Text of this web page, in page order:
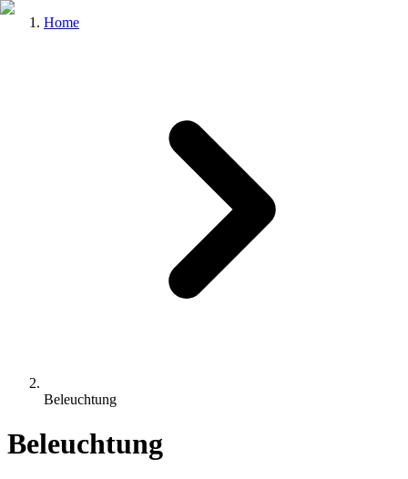
Home
Beleuchtung
Beleuchtung